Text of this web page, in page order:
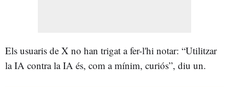
Els usuaris de X no han trigat a fer-l'hi notar: “Utilitzar
la IA contra la IA és, com a mínim, curiós”, diu un.